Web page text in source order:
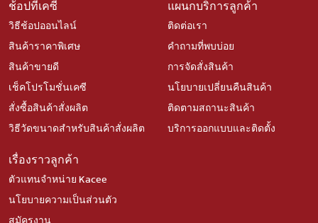
ช้อปที่เคซี
วิธีช้อปออนไลน์
สินค้าราคาพิเศษ
สินค้าขายดี
เช็คโปรโมชั่นเคซี
สั่งซื้อสินค้าสั่งผลิต
วิธีวัดขนาดสำหรับสินค้าสั่งผลิต
แผนกบริการลูกค้า
ติดต่อเรา
คำถามที่พบบ่อย
การจัดสั่งสินค้า
นโยบายเปลี่ยนคืนสินค้า
ติดตามสถานะสินค้า
บริการออกแบบและติดตั้ง
เรื่องราวลูกค้า
ตัวแทนจำหน่าย Kacee
นโยบายความเป็นส่วนตัว
สมัครงาน